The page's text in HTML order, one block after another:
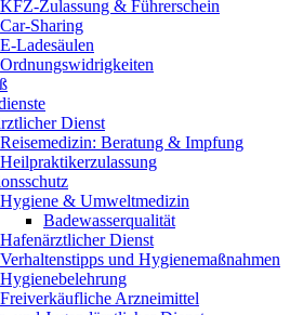
KFZ-Zulassung & Führerschein
Car-Sharing
E-Ladesäulen
Ordnungswidrigkeiten
Dienst
Reisemedizin: Beratung & Impfung
Heilpraktikerzulassung
Hygiene & Umweltmedizin
Badewasserqualität
Hafenärztlicher Dienst
Verhaltenstipps und Hygienemaßnahmen
Hygienebelehrung
Freiverkäufliche Arzneimittel